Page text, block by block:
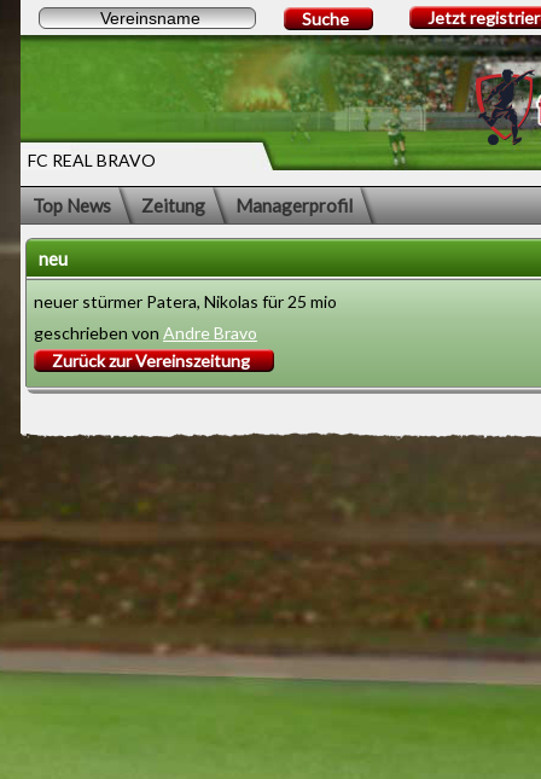
FC REAL BRAVO
Suche Jetzt
Top News Zeitung Managerprofil
neu
neuer stürmer Patera, Nikolas für 25 mio
geschrieben von Andre Bravo
Zurück zur Vereinszeitung